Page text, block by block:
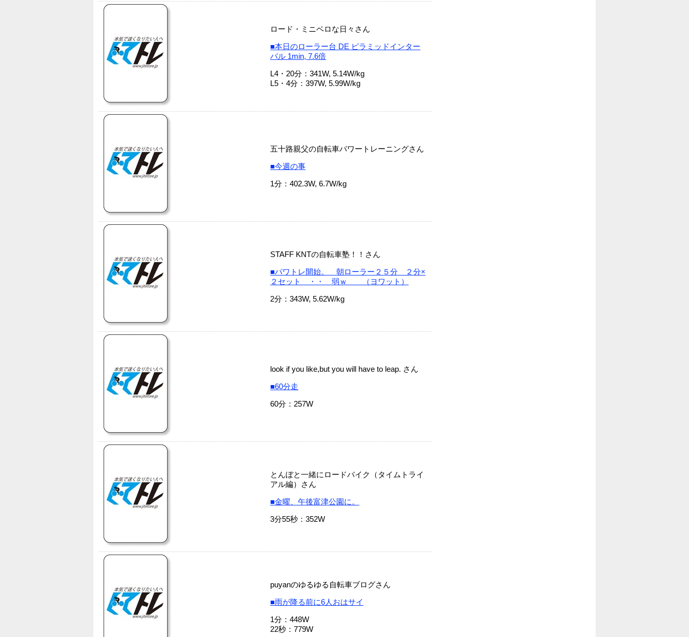
ロード・ミニベロな日々さん
■本日のローラー台 DE ピラミッドインター
バル 1min, 7.6倍
L4・20分：341W, 5.14W/kg
L5・4分：397W, 5.99W/kg
五十路親父の自転車パワートレーニングさん
■今週の事
1分：402.3W, 6.7W/kg
STAFF KNTの自転車塾！！さん
■パワトレ開始。 朝ローラー２５分 ２分×
２セット ・・ 弱ｗ （ヨワット）
2分：343W, 5.62W/kg
look if you like,but you will have to leap. さん
■60分走
60分：257W
とんぼと一緒にロードバイク（タイムトライ
アル編）さん
■金曜、午後富津公園に。
3分55秒：352W
puyanのゆるゆる自転車ブログさん
■雨が降る前に6人おはサイ
1分：448W
22秒：779W